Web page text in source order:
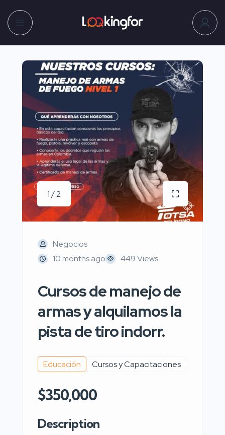
1 / 2
Negocios
10 months ago
449 Views
Cursos de manejo de
armas y alquilamos la
pista de tiro indorr.
Educación Cursos y Capacitaciones
$350,000
Description